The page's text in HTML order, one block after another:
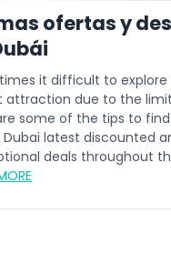
ofertas y
it difficult to explore
attraction due to the
some of the tips to
latest discounted
deals throughout